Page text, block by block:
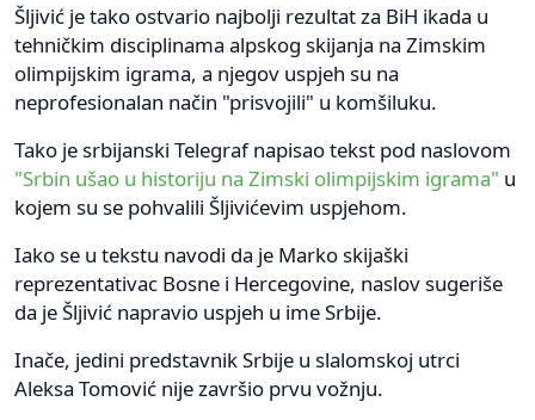
Šljivić je tako ostvario najbolji rezultat za BiH ikada u
tehničkim disciplinama alpskog skijanja na Zimskim
olimpijskim igrama, a njegov uspjeh su na
neprofesionalan način "prisvojili" u komšiluku.
Tako je srbijanski Telegraf napisao tekst pod naslovom
"Srbin ušao u historiju na Zimski olimpijskim igrama" u
kojem su se pohvalili Šljivićevim uspjehom.
Iako se u tekstu navodi da je Marko skijaški
reprezentativac Bosne i Hercegovine, naslov sugeriše
da je Šljivić napravio uspjeh u ime Srbije.
Inače, jedini predstavnik Srbije u slalomskoj utrci
Aleksa Tomović nije završio prvu vožnju.